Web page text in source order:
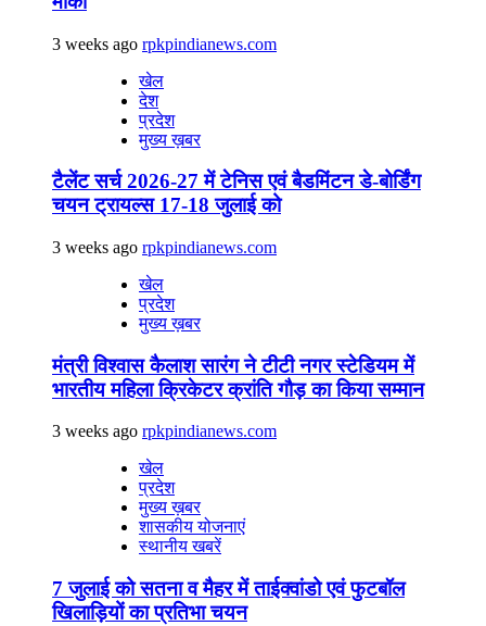
3 weeks ago rpkpindianews.com
खेल
देश
प्रदेश
मुख्य ख़बर
टैलेंट सर्च 2026-27 में टेनिस एवं बैडमिंटन डे-बोर्डिंग
चयन ट्रायल्स 17-18 जुलाई को
3 weeks ago rpkpindianews.com
खेल
प्रदेश
मुख्य ख़बर
मंत्री विश्वास कैलाश सारंग ने टीटी नगर स्टेडियम में
भारतीय महिला क्रिकेटर क्रांति गौड़ का किया सम्मान
3 weeks ago rpkpindianews.com
खेल
प्रदेश
मुख्य ख़बर
शासकीय योजनाएं
स्थानीय खबरें
7 जुलाई को सतना व मैहर में ताईक्वांडो एवं फुटबॉल
खिलाड़ियों का प्रतिभा चयन